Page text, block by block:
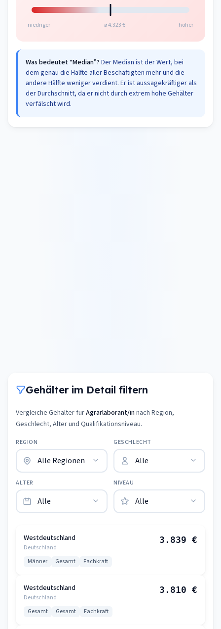
niedriger ø 4.323 € höher
Was bedeutet “Median”? Der Median ist der Wert, bei
dem genau die Hälfte aller Beschäftigten mehr und die
andere Hälfte weniger verdient. Er ist aussagekräftiger als
der Durchschnitt, da er nicht durch extrem hohe Gehälter
verfälscht wird.
Gehälter im Detail filtern
Vergleiche Gehälter fürAgrarlaborant/innach Region,
Geschlecht, Alter und Qualifikationsniveau.
REGION GESCHLECHT
ALTER NIVEAU
Westdeutschland
Deutschland
3.839 €
Männer Gesamt Fachkraft
Westdeutschland
Deutschland
3.810 €
Gesamt Gesamt Fachkraft